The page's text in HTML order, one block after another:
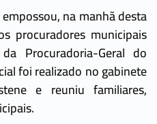
na manhã desta
procuradores municipais
Procuradoria-Geral do
foi realizado no gabinete
e reuniu familiares,